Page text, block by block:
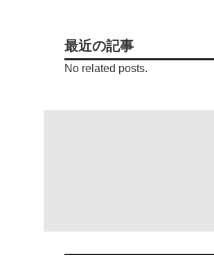
最近の記事
No related posts.